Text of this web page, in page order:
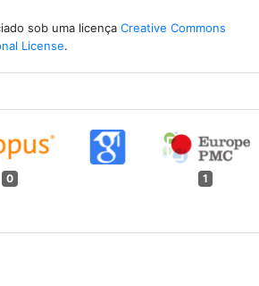
sob uma licença Creative Commons
License.
0 1